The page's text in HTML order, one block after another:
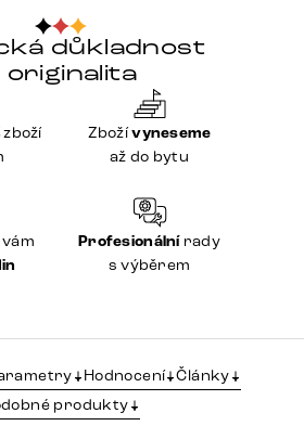
důkladnost
originalita
zboží
Zbožívyneseme
až do bytu
Profesionálnírady
s výběrem
Hodnocení Články
produkty